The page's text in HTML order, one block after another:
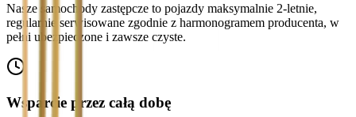
Nasze samochody zastępcze to pojazdy maksymalnie 2-letnie,
regularnie serwisowane zgodnie z harmonogramem producenta, w
pełni ubezpieczone i zawsze czyste.
Wsparcie przez całą dobę